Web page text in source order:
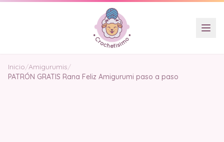
Inicio/Amigurumis/
PATRÓN GRATIS Rana Feliz Amigurumi paso a paso